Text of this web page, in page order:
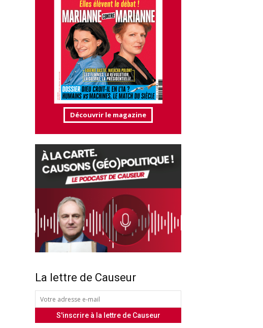
Découvrir le magazine
La lettre de Causeur